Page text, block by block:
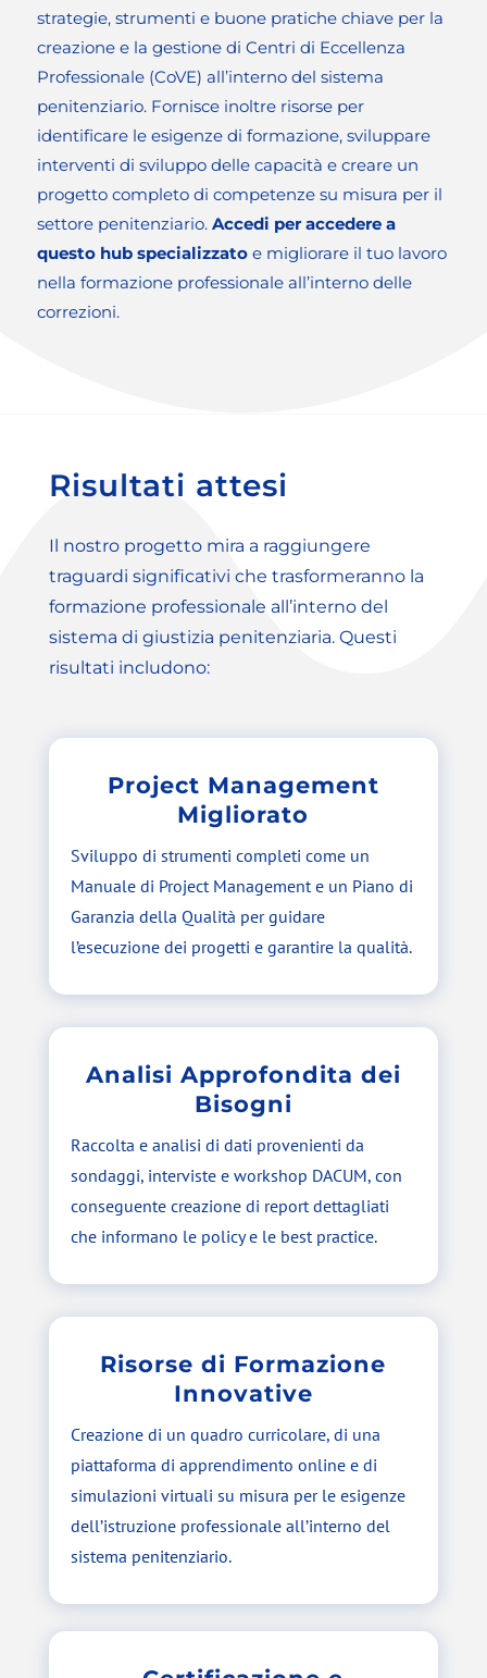
strategie, strumenti e buone pratiche chiave per la
creazione e la gestione di Centri di Eccellenza
Professionale (CoVE) all’interno del sistema
penitenziario. Fornisce inoltre risorse per
identificare le esigenze di formazione, sviluppare
interventi di sviluppo delle capacità e creare un
progetto completo di competenze su misura per il
settore penitenziario. Accedi per accedere a
questo hub specializzatoe migliorare il tuo lavoro
nella formazione professionale all’interno delle
correzioni.
Risultati attesi
Il nostro progetto mira a raggiungere
traguardi significativi che trasformeranno la
formazione professionale all’interno del
sistema di giustizia penitenziaria. Questi
risultati includono:
Project Management
Migliorato
Sviluppo di strumenti completi come un
Manuale di Project Management e un Piano di
Garanzia della Qualità per guidare
l’esecuzione dei progetti e garantire la qualità.
Analisi Approfondita dei
Bisogni
Raccolta e analisi di dati provenienti da
sondaggi, interviste e workshop DACUM, con
conseguente creazione di report dettagliati
che informano le policy e le best practice.
Risorse di Formazione
Innovative
Creazione di un quadro curricolare, di una
piattaforma di apprendimento online e di
simulazioni virtuali su misura per le esigenze
dell’istruzione professionale all’interno del
sistema penitenziario.